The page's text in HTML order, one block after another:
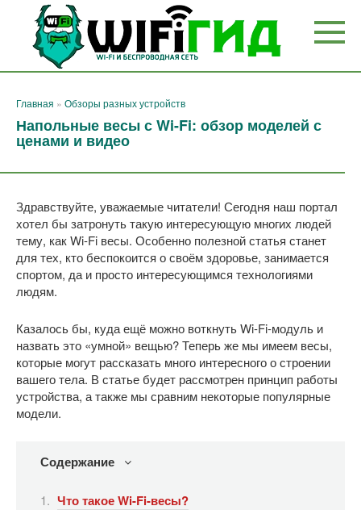
Перейти
контенту
Главная » Обзоры разных устройств
Напольные весы с Wi-Fi: обзор моделей с
ценами и видео
Здравствуйте, уважаемые читатели! Сегодня наш портал
хотел бы затронуть такую интересующую многих людей
тему, как Wi-Fi весы. Особенно полезной статья станет
для тех, кто беспокоится о своём здоровье, занимается
спортом, да и просто интересующимся технологиями
людям.
Казалось бы, куда ещё можно воткнуть Wi-Fi-модуль и
назвать это «умной» вещью? Теперь же мы имеем весы,
которые могут рассказать много интересного о строении
вашего тела. В статье будет рассмотрен принцип работы
устройства, а также мы сравним некоторые популярные
модели.
Содержание
Что такое Wi-Fi-весы?